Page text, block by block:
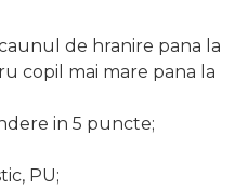
de hranire pana la
copil mai mare pana la
in 5 puncte;
PU;